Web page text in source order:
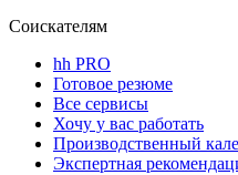
Соискателям
hh PRO
Готовое резюме
Все сервисы
Хочу у вас работать
Производственный
Экспертная